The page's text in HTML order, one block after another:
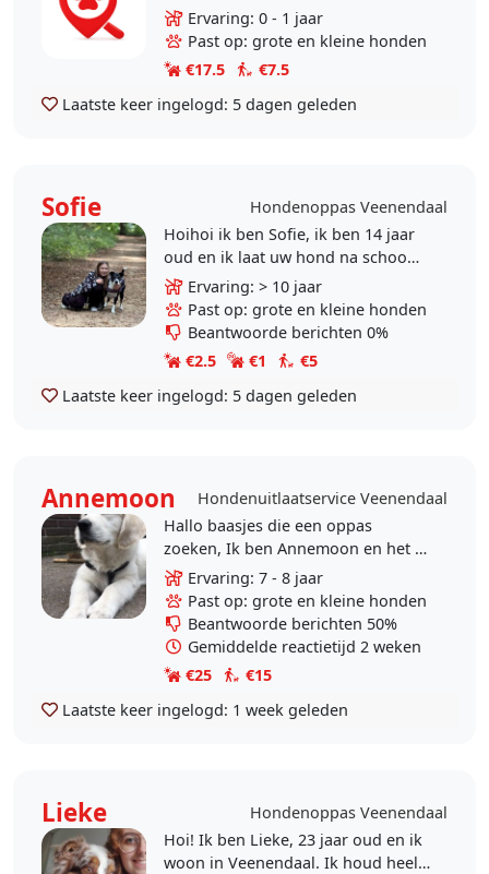
Sven van 10 jaar oud. Sven wil al
jaren een hond maar helaas gaat
dat gewoon niet..
Ervaring: 0 - 1 jaar
Past op: grote en kleine honden
€17.5
€7.5
Laatste keer ingelogd: 5 dagen geleden
Sofie
Hondenoppas Veenendaal
Hoihoi ik ben Sofie, ik ben 14 jaar
oud en ik laat uw hond na schoo
tijd graag uit tegen een
vergoeding! Ik heb ervaring met
kleinere hondjes, maar..
Ervaring: > 10 jaar
Past op: grote en kleine honden
Beantwoorde berichten 0%
€2.5
€1
€5
Laatste keer ingelogd: 5 dagen geleden
Annemoon
Hondenuitlaatservice Veenendaal
Hallo baasjes die een oppas
zoeken, Ik ben Annemoon en het is
mijn passie om met honden te
wandelen in de natuur. Met veel
plezier aandacht en..
Ervaring: 7 - 8 jaar
Past op: grote en kleine honden
Beantwoorde berichten 50%
Gemiddelde reactietijd 2 weken
€25
€15
Laatste keer ingelogd: 1 week geleden
Lieke
Hondenoppas Veenendaal
Hoi! Ik ben Lieke, 23 jaar oud en ik
woon in Veenendaal. Ik houd heel